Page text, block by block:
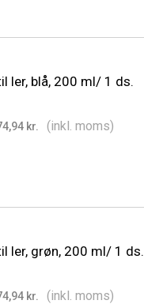
ler, blå, 200 ml/ 1 ds.
kr. (inkl. moms)
ler, grøn, 200 ml/ 1 ds.
kr. (inkl. moms)